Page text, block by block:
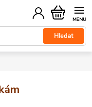
Hledat
Nákupní
košík